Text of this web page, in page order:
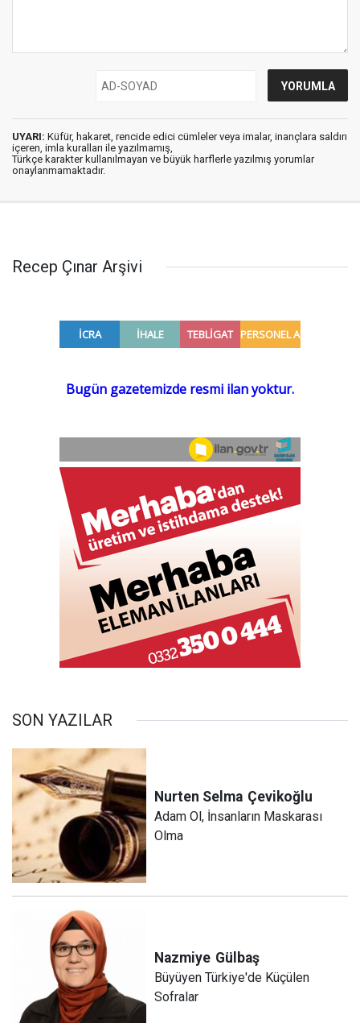
UYARI: Küfür, hakaret, rencide edici cümleler veya imalar, inançlara saldırı
içeren, imla kuralları ile yazılmamış,
Türkçe karakter kullanılmayan ve büyük harflerle yazılmış yorumlar
onaylanmamaktadır.
Recep Çınar Arşivi
SON YAZILAR
Nurten Selma Çevikoğlu
Adam Ol, İnsanların Maskarası
Olma
Nazmiye Gülbaş
Büyüyen Türkiye'de Küçülen
Sofralar